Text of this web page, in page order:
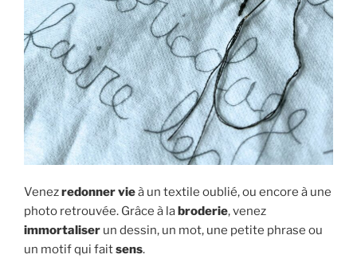
Venezredonner vieà un textile oublié, ou encore à une
photo retrouvée. Grâce à labroderie, venez
immortaliser un dessin, un mot, une petite phrase ou
un motif qui faitsens.